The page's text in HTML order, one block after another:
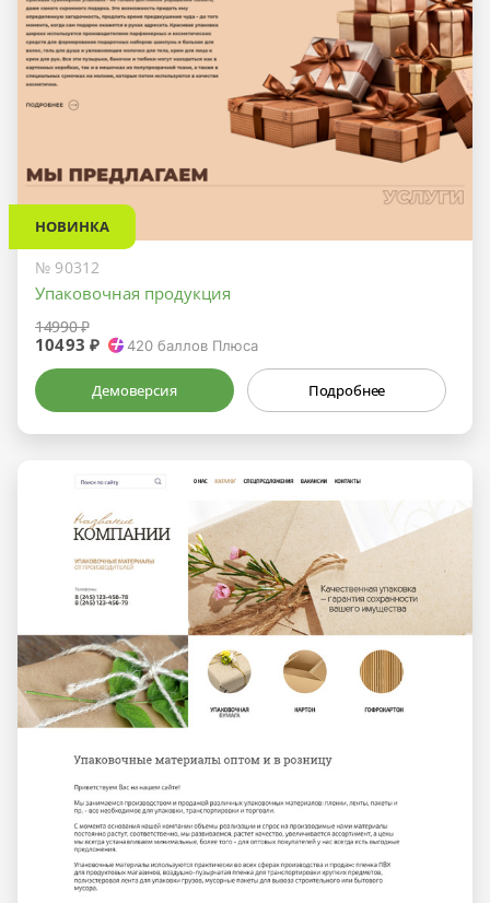
НОВИНКА
№ 90312
Упаковочная продукция
14990 ₽
10493 ₽ 420 баллов Плюса
Демоверсия Подробнее